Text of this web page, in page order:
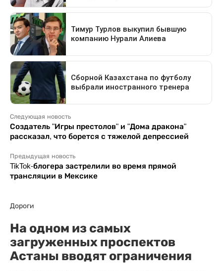
Следующая новость
Создатель "Игры престолов" и "Дома дракона"
рассказал, что борется с тяжелой депрессией
Предыдущая новость
TikTok-блогера застрелили во время прямой
трансляции в Мексике
Дороги
На одном из самых
загруженных проспектов
Астаны вводят ограничения